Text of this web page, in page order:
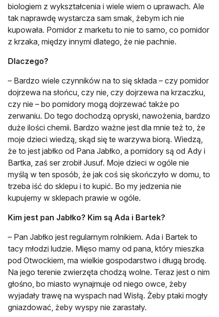
biologiem z wykształcenia i wiele wiem o uprawach. Ale
tak naprawdę wystarcza sam smak, żebym ich nie
kupowała. Pomidor z marketu to nie to samo, co pomidor
z krzaka, między innymi dlatego, że nie pachnie.
Dlaczego?
– Bardzo wiele czynników na to się składa – czy pomidor
dojrzewa na słońcu, czy nie, czy dojrzewa na krzaczku,
czy nie – bo pomidory mogą dojrzewać także po
zerwaniu. Do tego dochodzą opryski, nawożenia, bardzo
duże ilości chemii. Bardzo ważne jest dla mnie też to, że
moje dzieci wiedzą, skąd się te warzywa biorą. Wiedzą,
że to jest jabłko od Pana Jabłko, a pomidory są od Ady i
Bartka, zaś ser zrobił Jusuf. Moje dzieci w ogóle nie
myślą w ten sposób, że jak coś się skończyło w domu, to
trzeba iść do sklepu i to kupić. Bo my jedzenia nie
kupujemy w sklepach prawie w ogóle.
Kim jest pan Jabłko? Kim są Ada i Bartek?
– Pan Jabłko jest regularnym rolnikiem. Ada i Bartek to
tacy młodzi ludzie. Mięso mamy od pana, który mieszka
pod Otwockiem, ma wielkie gospodarstwo i długą brodę.
Na jego terenie zwierzęta chodzą wolne. Teraz jest o nim
głośno, bo miasto wynajmuje od niego owce, żeby
wyjadały trawę na wyspach nad Wisłą. Żeby ptaki mogły
gniazdować, żeby wyspy nie zarastały.